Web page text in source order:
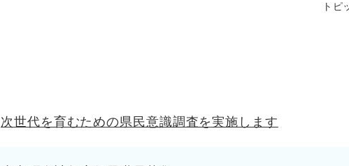
トピ
次世代を育むための県民意識調査を実施します